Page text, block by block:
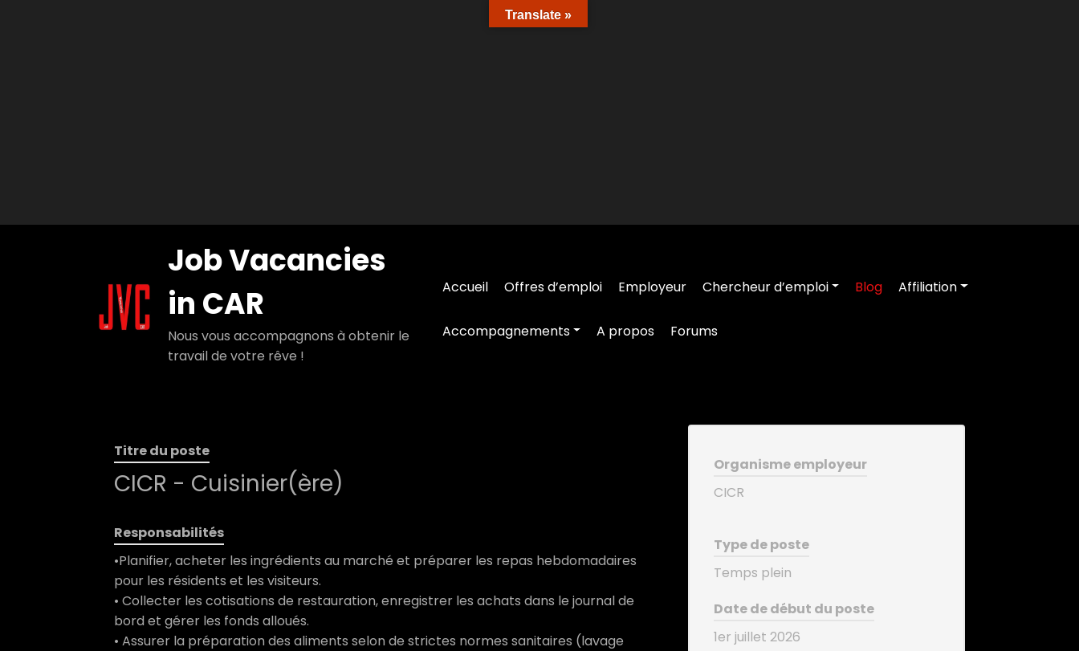
Job Vacancies
in CAR
Nous vous accompagnons à obtenir le
travail de votre rêve !
Accueil Offres d’emploi Employeur Chercheur d’emploi Blog Affiliation
Accompagnements A propos Forums
Titre du poste
CICR - Cuisinier(ère)
Responsabilités
•Planifier, acheter les ingrédients au marché et préparer les repas hebdomadaires
pour les résidents et les visiteurs.
• Collecter les cotisations de restauration, enregistrer les achats dans le journal de
bord et gérer les fonds alloués.
• Assurer la préparation des aliments selon de strictes normes sanitaires (lavage
Organisme employeur
CICR
Type de poste
Temps plein
Date de début du poste
1er juillet 2026
Translate »